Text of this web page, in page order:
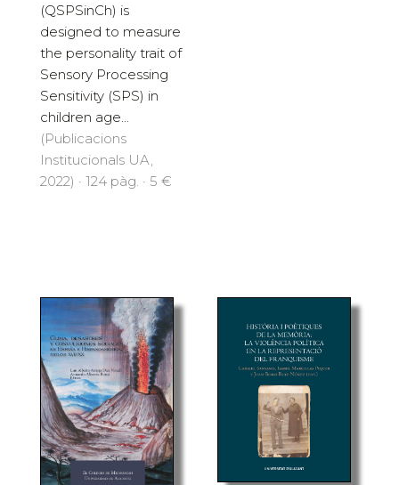
(QSPSinCh) is
designed to measure
the personality trait of
Sensory Processing
Sensitivity (SPS) in
children age...
(Publicacions
Institucionals UA,
2022) · 124 pàg. · 5 €